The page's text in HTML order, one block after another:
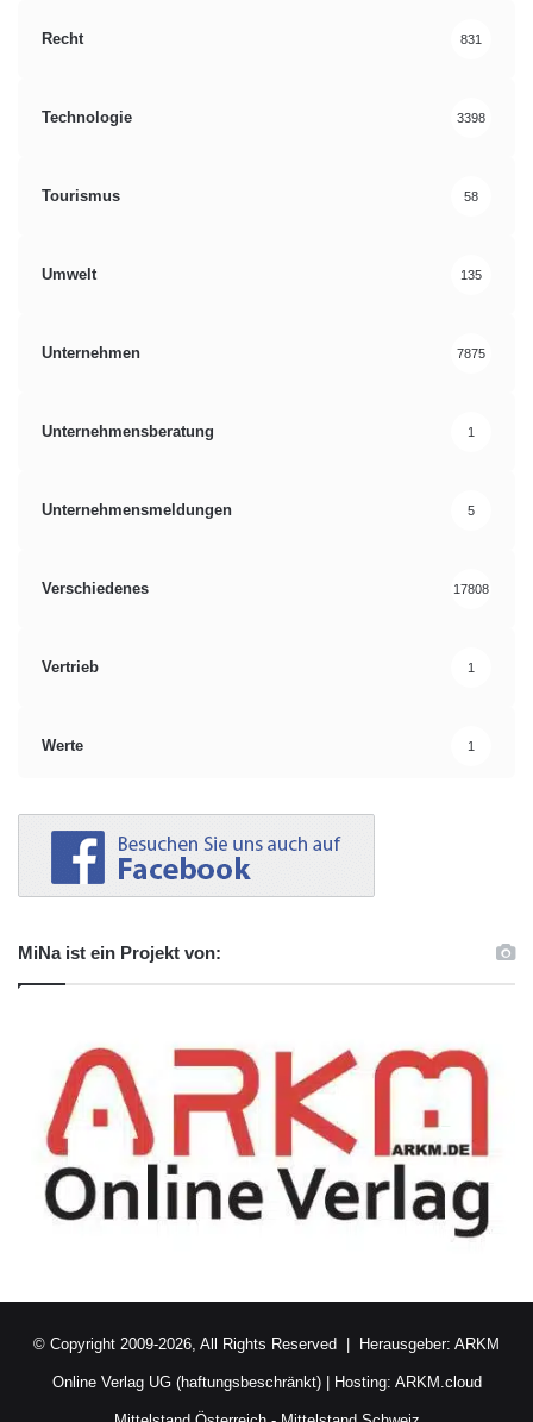
Recht 831
Technologie 3398
Tourismus 58
Umwelt 135
Unternehmen 7875
Unternehmensberatung 1
Unternehmensmeldungen 5
Verschiedenes 17808
Vertrieb 1
Werte 1
MiNa ist ein Projekt von:
© Copyright 2009-2026, All Rights Reserved | Herausgeber: ARKM
Online Verlag UG (haftungsbeschränkt)| Hosting: ARKM.cloud